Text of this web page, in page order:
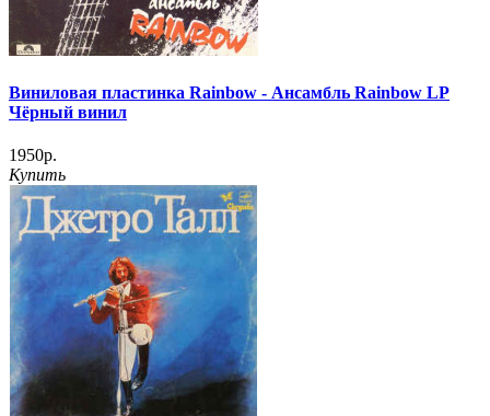
Виниловая пластинка Rainbow ‎- Ансамбль Rainbow LP
Чёрный винил
1950р.
Купить